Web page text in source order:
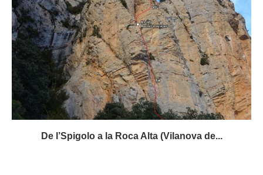
De l’Spigolo a la Roca Alta (Vilanova de...